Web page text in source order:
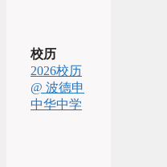
校历
2026校历
@ 波德申
中华中学